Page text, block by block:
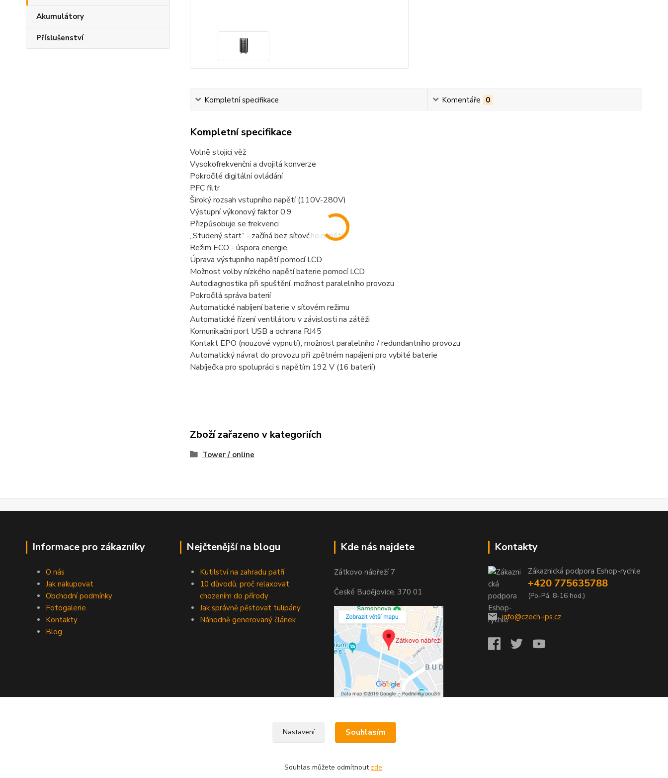
Akumulátory
Příslušenství
Kompletní specifikace Komentáře 0
Kompletní specifikace
Volně stojící věž
Vysokofrekvenční a dvojitá konverze
Pokročilé digitální ovládání
PFC filtr
Široký rozsah vstupního napětí (110V-280V)
Výstupní výkonový faktor 0.9
Přizpůsobuje se frekvenci
„Studený start“ - začíná bez síťového napětí
Režim ECO - úspora energie
Úprava výstupního napětí pomocí LCD
Možnost volby nízkého napětí baterie pomocí LCD
Autodiagnostika při spuštění, možnost paralelního provozu
Pokročilá správa baterií
Automatické nabíjení baterie v síťovém režimu
Automatické řízení ventilátoru v závislosti na zátěži
Komunikační port USB a ochrana RJ45
Kontakt EPO (nouzové vypnutí), možnost paralelního / redundantního provozu
Automatický návrat do provozu při zpětném napájení pro vybité baterie
Nabíječka pro spolupráci s napětím 192 V (16 baterií)
Zboží zařazeno v kategoriích
Tower / online
Informace pro zákazníky
O nás
Jak nakupovat
Obchodní podmínky
Fotogalerie
Kontakty
Blog
Nejčtenější na blogu
Kutilství na zahradu patří
10 důvodů, proč relaxovat
chozením do přírody
Jak správně pěstovat tulipány
Náhodně generovaný článek
Kde nás najdete
Zátkovo nábřeží 7
České Budějovice, 370 01
Kontakty
Zákaznická podpora Eshop-rychle
+420 775635788
(Po-Pá, 8-16 hod.)
info@czech-ips.cz
Nastavení Souhlasím
Souhlas můžete odmítnout zde.